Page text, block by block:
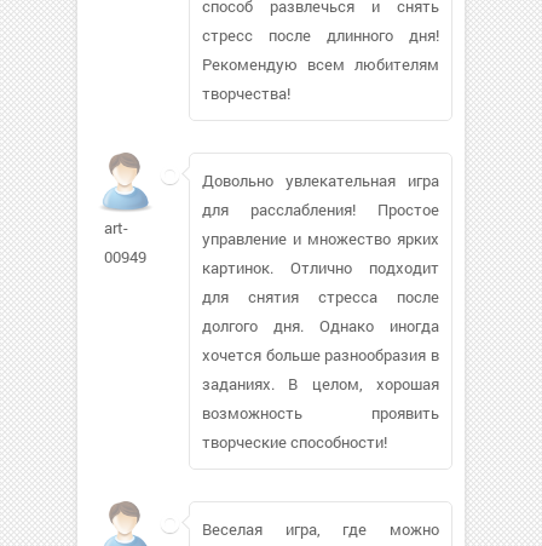
способ развлечься и снять
стресс после длинного дня!
Рекомендую всем любителям
творчества!
art-
00949
Довольно увлекательная игра
для расслабления! Простое
управление и множество ярких
картинок. Отлично подходит
для снятия стресса после
долгого дня. Однако иногда
хочется больше разнообразия в
заданиях. В целом, хорошая
возможность проявить
творческие способности!
Веселая игра, где можно